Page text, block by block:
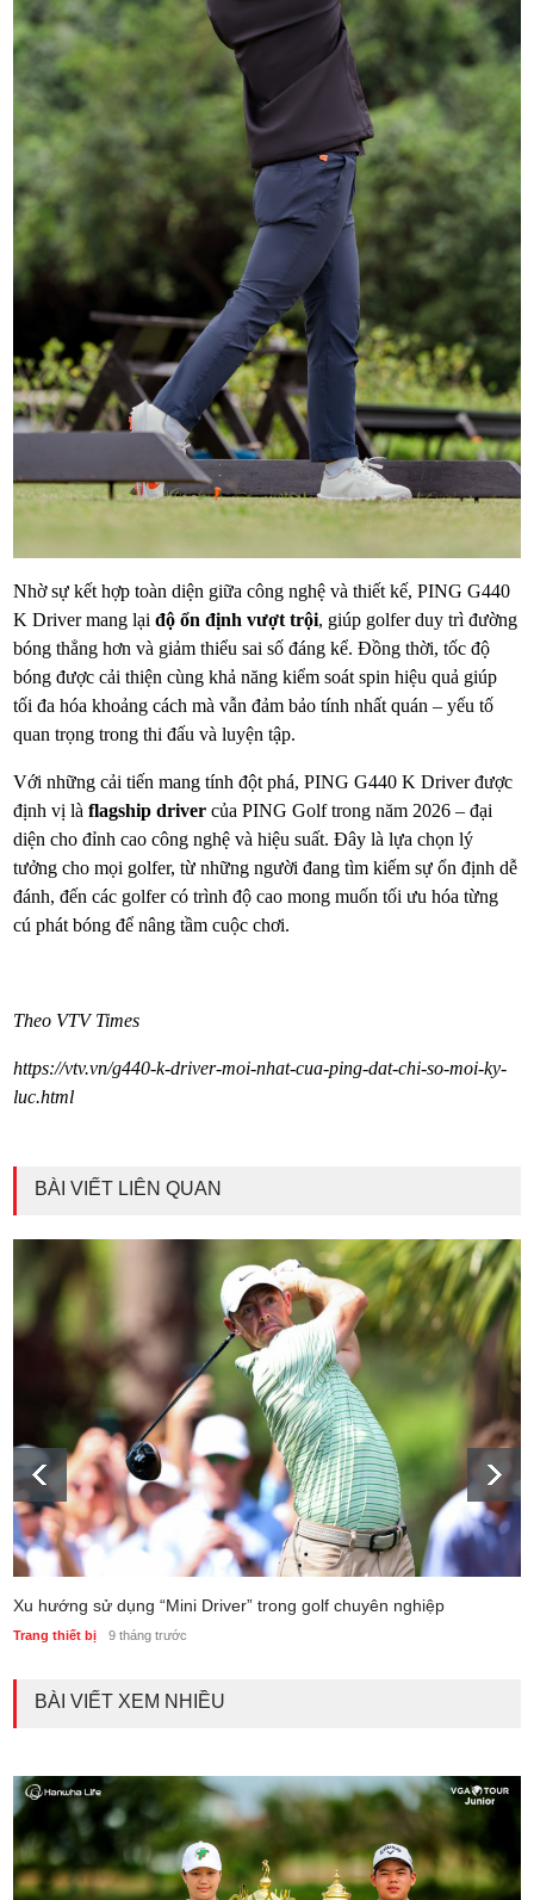
Nhờ sự kết hợp toàn diện giữa công nghệ và thiết kế, PING G440
K Driver mang lạiđộ ổn định vượt trội, giúp golfer duy trì đường
bóng thẳng hơn và giảm thiểu sai số đáng kể. Đồng thời, tốc độ
bóng được cải thiện cùng khả năng kiểm soát spin hiệu quả giúp
tối đa hóa khoảng cách mà vẫn đảm bảo tính nhất quán – yếu tố
quan trọng trong thi đấu và luyện tập.
Với những cải tiến mang tính đột phá, PING G440 K Driver được
định vị làflagship driver của PING Golf trong năm 2026 – đại
diện cho đỉnh cao công nghệ và hiệu suất. Đây là lựa chọn lý
tưởng cho mọi golfer, từ những người đang tìm kiếm sự ổn định dễ
đánh, đến các golfer có trình độ cao mong muốn tối ưu hóa từng
cú phát bóng để nâng tầm cuộc chơi.
Theo VTV Times
https://vtv.vn/g440-k-driver-moi-nhat-cua-ping-dat-chi-so-moi-ky-
luc.html
BÀI VIẾT LIÊN QUAN
Xu hướng sử dụng “Mini Driver” trong golf chuyên nghiệp
Trang thiết bị 9 tháng trước
BÀI VIẾT XEM NHIỀU